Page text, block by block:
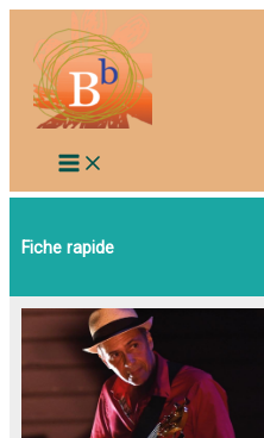
contenu
Fiche rapide